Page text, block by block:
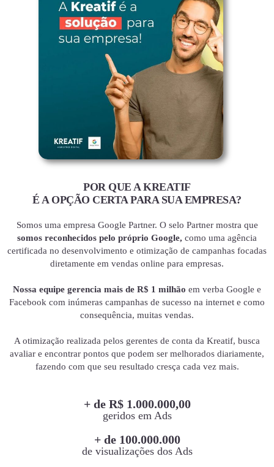
POR QUE A KREATIF
É A OPÇÃO CERTA PARA SUA EMPRESA?
Somos uma empresa Google Partner. O selo Partner mostra que
somos reconhecidos pelo próprio Google, como uma agência
certificada no desenvolvimento e otimização de campanhas focadas
diretamente em vendas online para empresas.
Nossa equipe gerencia mais de R$ 1 milhão em verba Google e
Facebook com inúmeras campanhas de sucesso na internet e como
consequência, muitas vendas.
A otimização realizada pelos gerentes de conta da Kreatif, busca
avaliar e encontrar pontos que podem ser melhorados diariamente,
fazendo com que seu resultado cresça cada vez mais.
+ de R$ 1.000.000,00
geridos em Ads
+ de 100.000.000
de visualizações dos Ads